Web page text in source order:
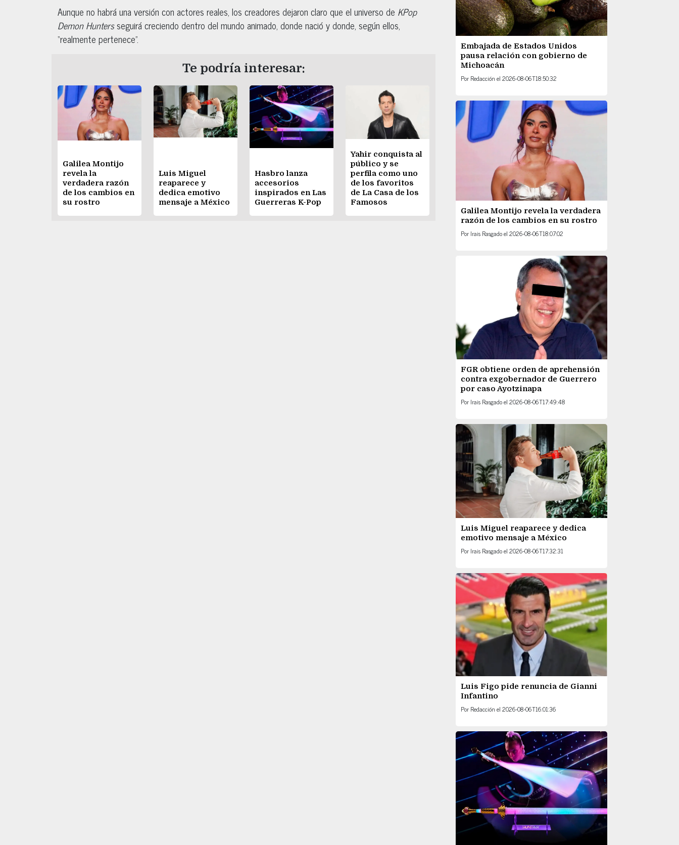
Aunque no habrá una versión con actores reales, los creadores dejaron claro que el universo de KPop
Demon Huntersseguirá creciendo dentro del mundo animado, donde nació y donde, según ellos,
“realmente pertenece”.
Te podría interesar:
Galilea Montijo
revela la
verdadera razón
de los cambios en
su rostro
Luis Miguel
reaparece y
dedica emotivo
mensaje a México
Hasbro lanza
accesorios
inspirados en Las
Guerreras K-Pop
Yahir conquista al
público y se
perfila como uno
de los favoritos
de La Casa de los
Famosos
Embajada de Estados Unidos
pausa relación con gobierno de
Michoacán
Por Redacción el 2026-08-06T18:50:32
Galilea Montijo revela la verdadera
razón de los cambios en su rostro
Por Irais Rasgadoel 2026-08-06T18:07:02
FGR obtiene orden de aprehensión
contra exgobernador de Guerrero
por caso Ayotzinapa
Por Irais Rasgadoel 2026-08-06T17:49:48
Luis Miguel reaparece y dedica
emotivo mensaje a México
Por Irais Rasgadoel 2026-08-06T17:32:31
Luis Figo pide renuncia de Gianni
Infantino
Por Redacción el 2026-08-06T16:01:36